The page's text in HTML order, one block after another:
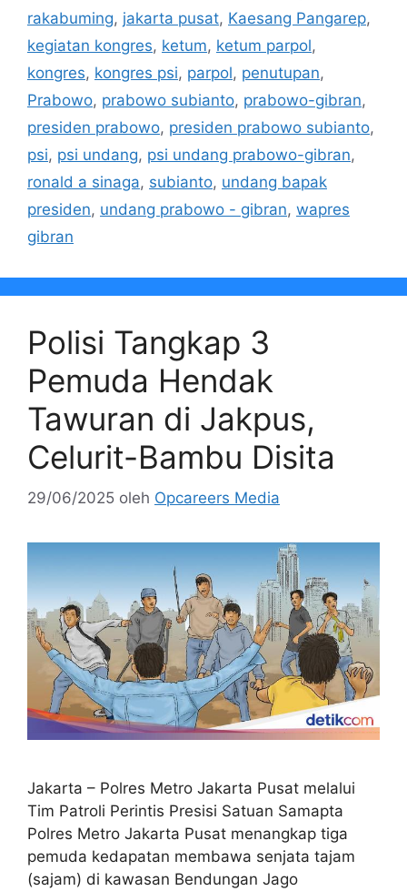
rakabuming, jakarta pusat, Kaesang Pangarep,
kegiatan kongres, ketum, ketum parpol,
kongres, kongres psi, parpol, penutupan,
Prabowo, prabowo subianto, prabowo-gibran,
presiden prabowo, presiden prabowo subianto,
psi, psi undang, psi undang prabowo-gibran,
ronald a sinaga, subianto, undang bapak
presiden, undang prabowo - gibran, wapres
gibran
Polisi Tangkap 3
Pemuda Hendak
Tawuran di Jakpus,
Celurit-Bambu Disita
29/06/2025 oleh Opcareers Media
Jakarta – Polres Metro Jakarta Pusat melalui
Tim Patroli Perintis Presisi Satuan Samapta
Polres Metro Jakarta Pusat menangkap tiga
pemuda kedapatan membawa senjata tajam
(sajam) di kawasan Bendungan Jago